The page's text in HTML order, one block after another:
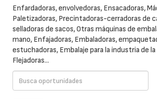
Enfardadoras, envolvedoras, Ensacadoras,
Paletizadoras, Precintadoras-cerradoras de
selladoras de sacos, Otras máquinas de
mano, Enfajadoras, Embaladoras,
estuchadoras, Embalaje para la industria de
Flejadoras...